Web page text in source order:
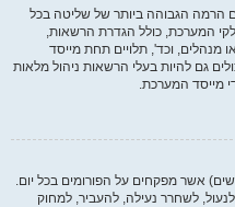
הגבוהה ביותר של שליטה בכל
המערכת, כולל הגדרת הרשאות,
וכד', תלויים תחת מייסד
גם להיות בעלי הרשאות ניהול מלאות
מייסד המערכת.
אשר מפקחים על הפורומים בכל יום.
לשחרר נעילה, להעביר, למחוק